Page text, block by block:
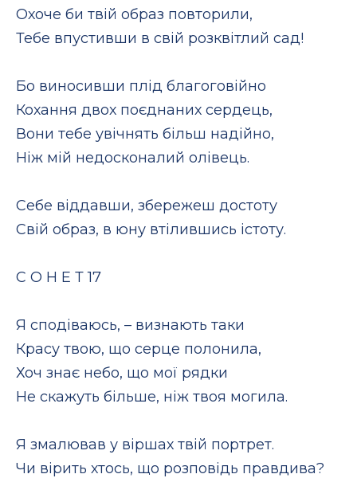
Охоче би твій образ повторили,
Тебе впустивши в свій розквітлий сад!
Бо виносивши плід благоговійно
Кохання двох поєднаних сердець,
Вони тебе увічнять більш надійно,
Ніж мій недосконалий олівець.
Себе віддавши, збережеш достоту
Свій образ, в юну втілившись істоту.
С О Н Е Т 17
Я сподіваюсь, – визнають таки
Красу твою, що серце полонила,
Хоч знає небо, що мої рядки
Не скажуть більше, ніж твоя могила.
Я змалював у віршах твій портрет.
Чи вірить хтось, що розповідь правдива?